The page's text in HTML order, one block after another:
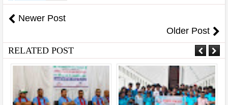
Newer Post
Older Post
RELATED POST